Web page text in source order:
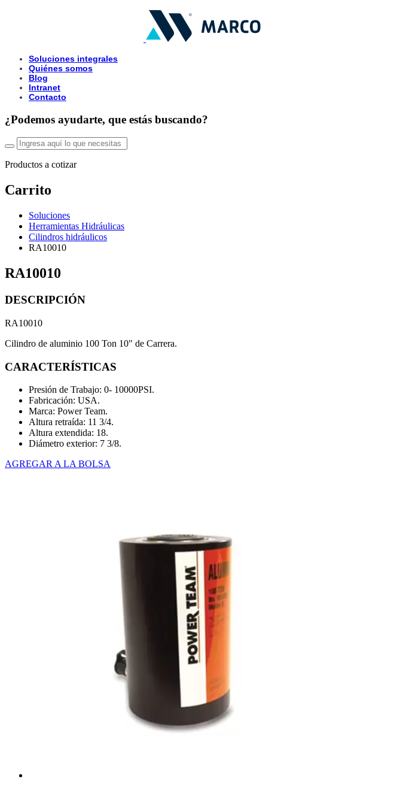
Soluciones integrales
Quiénes somos
Blog
Intranet
Contacto
¿Podemos ayudarte, que estás buscando?
Productos a cotizar
Carrito
Soluciones
Herramientas Hidráulicas
Cilindros hidráulicos
RA10010
RA10010
DESCRIPCIÓN
RA10010
Cilindro de aluminio 100 Ton 10″ de Carrera.
CARACTERÍSTICAS
Presión de Trabajo: 0- 10000PSI.
Fabricación: USA.
Marca: Power Team.
Altura retraída: 11 3/4.
Altura extendida: 18.
Diámetro exterior: 7 3/8.
AGREGAR A LA BOLSA